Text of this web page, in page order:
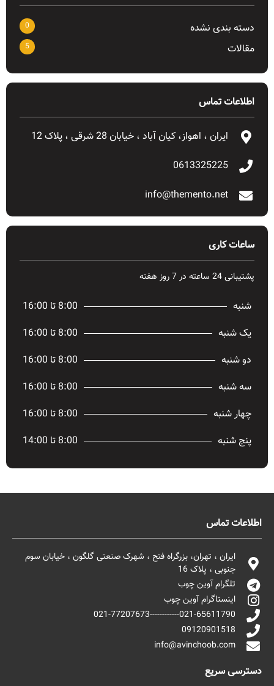
دسته بندی نشده 0
مقالات 5
اطلاعات تماس
ایران ، اهواز، کیان آباد ، خیابان 28 شرقی ، پلاک 12
0613325225
info@themento.net
ساعات کاری
پشتیبانی 24 ساعته در 7 روز هفته
شنبه
8:00 تا 16:00
یک شنبه
8:00 تا 16:00
دو شنبه
8:00 تا 16:00
سه شنبه
8:00 تا 16:00
چهار شنبه
8:00 تا 16:00
پنج شنبه
8:00 تا 14:00
اطلاعات تماس
ایران ، تهران، بزرگراه فتح ، شهرک صنعتی گلگون ، خیابان سوم
جنوبی ، پلاک 16
تلگرام آوین چوب
اینستاگرام آوین چوب
021-65611790------------021-77207673
09120901518
info@avinchoob.com
دسترسی سریع